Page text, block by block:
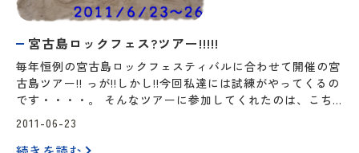
宮古島ロックフェス?ツアー!!!!!
毎年恒例の宮古島ロックフェスティバルに合わせて開催の宮
古島ツアー!! っが!!しかし!!今回私達には試練がやってくるの
です・・・・。 そんなツアーに参加してくれたのは、こち
らのメンバーです(^O^)／ さかのぼること、ツアーの前
に直撃するでしょう・・・」という、非常にツライ情報を受
2011-06-23